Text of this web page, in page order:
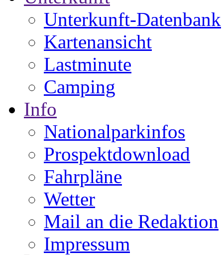
Unterkunft-Datenbank
Kartenansicht
Lastminute
Camping
Info
Nationalparkinfos
Prospektdownload
Fahrpläne
Wetter
Mail an die Redaktion
Impressum